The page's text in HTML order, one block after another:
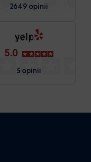
2649 opinii
5.0
5 opinii